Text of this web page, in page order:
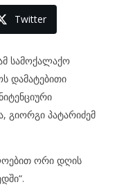
Twitter
სამოქალაქო
დამატებითი
გიორგი პატარიძემ
ორი დღის